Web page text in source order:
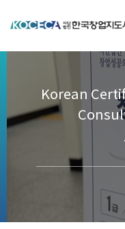
Korean